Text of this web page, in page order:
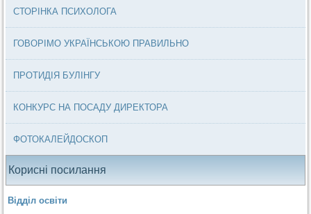
СТОРІНКА ПСИХОЛОГА
ГОВОРІМО УКРАЇНСЬКОЮ ПРАВИЛЬНО
ПРОТИДІЯ БУЛІНГУ
КОНКУРС НА ПОСАДУ ДИРЕКТОРА
ФОТОКАЛЕЙДОСКОП
Корисні посилання
Відділ освіти